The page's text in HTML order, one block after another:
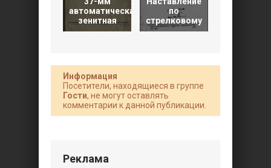
автоматическая
зенитная
по
стрелковому
Информация
Посетители, находящиеся в группе
Гости, не могут оставлять
комментарии к данной публикации.
Реклама